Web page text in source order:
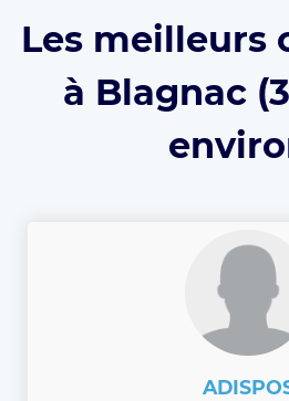
Les meilleurs
à Blagnac